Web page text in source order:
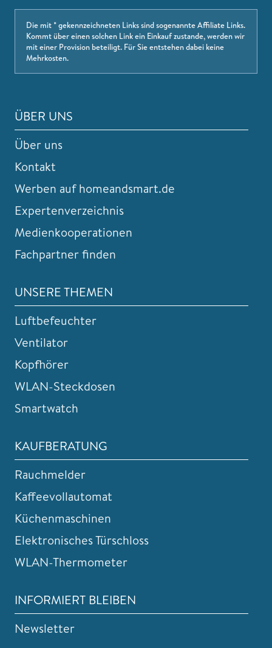
Die mit * gekennzeichneten Links sind sogenannte Affiliate Links.
Kommt über einen solchen Link ein Einkauf zustande, werden wir
mit einer Provision beteiligt. Für Sie entstehen dabei keine
Mehrkosten.
ÜBER UNS
Über uns
Kontakt
Werben auf homeandsmart.de
Expertenverzeichnis
Medienkooperationen
Fachpartner finden
UNSERE THEMEN
Luftbefeuchter
Ventilator
Kopfhörer
WLAN-Steckdosen
Smartwatch
KAUFBERATUNG
Rauchmelder
Kaffeevollautomat
Küchenmaschinen
Elektronisches Türschloss
WLAN-Thermometer
INFORMIERT BLEIBEN
Newsletter